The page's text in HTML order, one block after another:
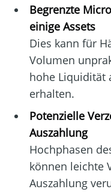
Begrenzte
einige Assets
Dies kann für
Volumen
hohe Liquidität
erhalten.
Potenzielle
Auszahlung
Hochphasen
können leichte
Auszahlung